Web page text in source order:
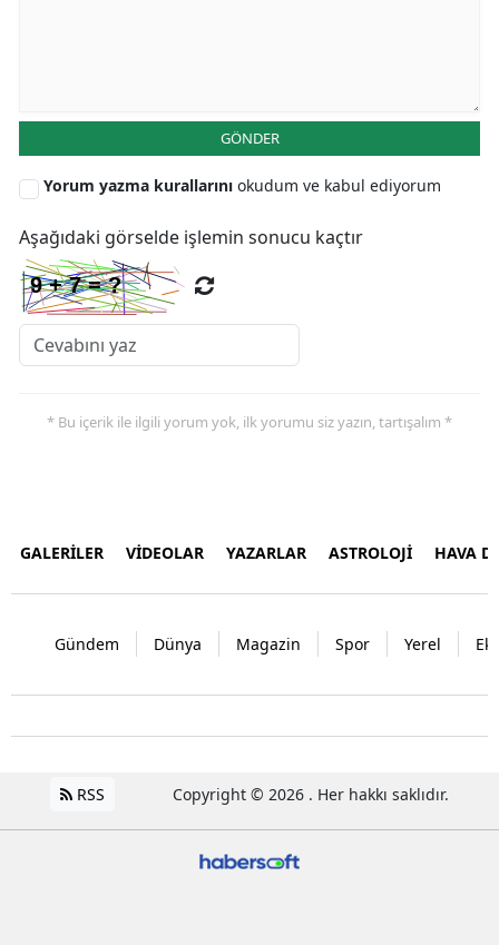
GÖNDER
Yorum yazma kurallarını okudum ve kabul ediyorum
Aşağıdaki görselde işlemin sonucu kaçtır
* Bu içerik ile ilgili yorum yok, ilk yorumu siz yazın, tartışalım *
GALERİLER VİDEOLAR YAZARLAR ASTROLOJİ HAVA
Gündem Dünya Magazin Spor Yerel
RSS Copyright © 2026 . Her hakkı saklıdır.